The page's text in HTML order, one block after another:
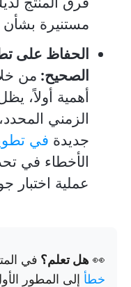
مستنيرة
الحفاظ على
الصحيح: من
أهمية أولاً،
الزمني
جديدة في
الأخطاء في
عملية اختبار
👀 هل تعلم؟ في
خطأ إلى المطور